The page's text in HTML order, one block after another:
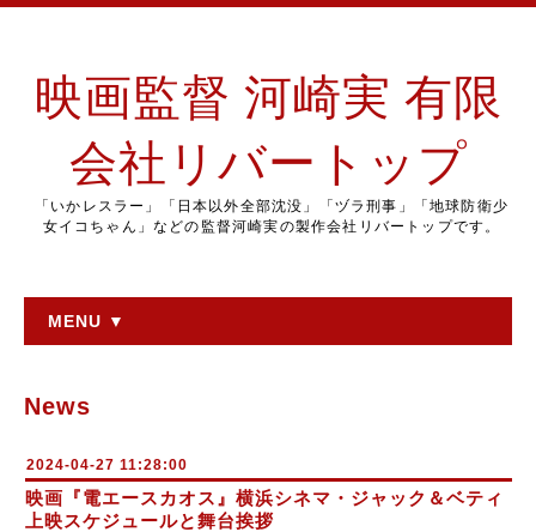
映画監督 河崎実 有限
会社リバートップ
「いかレスラー」「日本以外全部沈没」「ヅラ刑事」「地球防衛少
女イコちゃん」などの監督河崎実の製作会社リバートップです。
MENU ▼
News
2024-04-27 11:28:00
映画『電エースカオス』横浜シネマ・ジャック＆ベティ
上映スケジュールと舞台挨拶